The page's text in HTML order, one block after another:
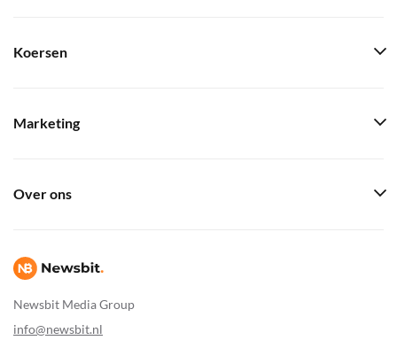
Newsbit Media Group
info@newsbit.nl
Koersen
Marketing
Over ons